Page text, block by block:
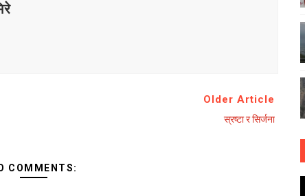
Older Article
स्रष्टा र सिर्जना
COMMENTS: